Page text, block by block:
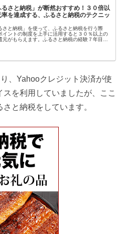
るさと納税」が断然おすすめ！３０倍以
率を達成する、ふるさと納税のテクニッ
さと納税」を使って、ふるさと納税を行う際
イントの制度を上手に活用すると３０％以上の
元がもらえます。ふるさと納税の経験７年目の
、Yahooクレジット決済が使
を利用していましたが、ここ
と納税をしています。